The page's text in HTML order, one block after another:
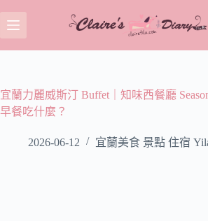
至
主
容
宜蘭力麗威斯汀 Buffet｜知味西餐廳
早餐吃什麼？
2026-06-12 宜蘭美食 景點 住宿